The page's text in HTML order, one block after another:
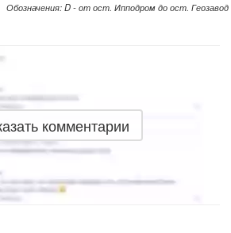
Обозначения: D - от ост. Ипподром до ост. Геозавод
комментарии